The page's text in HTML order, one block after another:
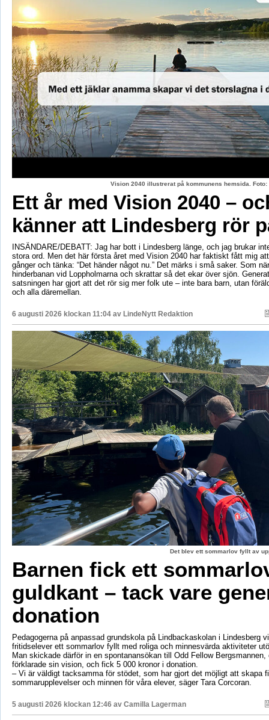
Vision 2040 illustrerat på kommunens hemsida.
Ett år med Vision 2040 –
känner att Lindesberg rör
INSÄNDARE/DEBATT: Jag har bott i Lindesberg länge, och jag brukar
stora ord. Men det här första året med Vision 2040 har faktiskt fått mig
gånger och tänka: “Det händer något nu.” Det märks i små saker. Som
hinderbanan vid Loppholmarna och skrattar så det ekar över sjön.
satsningen har gjort att det rör sig mer folk ute – inte bara barn, utan
och alla däremellan.
6 augusti 2026 klockan 11:04 av LindeNytt Redaktion
Det blev ett sommarlov fyllt av
Barnen fick ett
guldkant – tack vare
donation
Pedagogerna på anpassad grundskola på Lindbackaskolan i Lindesberg
fritidselever ett sommarlov fyllt med roliga och minnesvärda aktiviteter
Man skickade därför in en spontanansökan till Odd Fellow Bergsmannen,
förklarade sin vision, och fick 5 000 kronor i donation.
– Vi är väldigt tacksamma för stödet, som har gjort det möjligt att skapa
sommarupplevelser och minnen för våra elever, säger Tara Corcoran.
5 augusti 2026 klockan 12:46 av Camilla Lagerman